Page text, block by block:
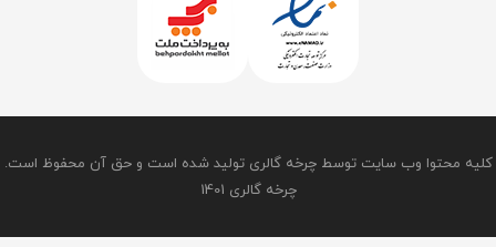
کلیه محتوا وب سایت توسط چرخه گالری تولید شده است و حق آن محفوظ است.
چرخه گالری 1401